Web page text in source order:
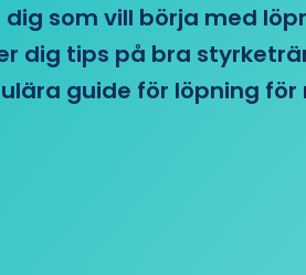
som vill börja med
dig tips på bra
guide för löpning